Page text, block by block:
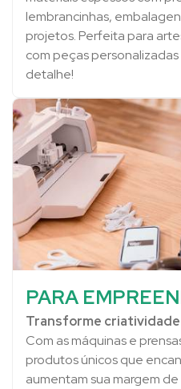
lembrancinhas,
projetos. Perfeita para
com peças
detalhe!
PARA
Transforme criatividade
Com as máquinas e
produtos únicos que
aumentam sua margem de